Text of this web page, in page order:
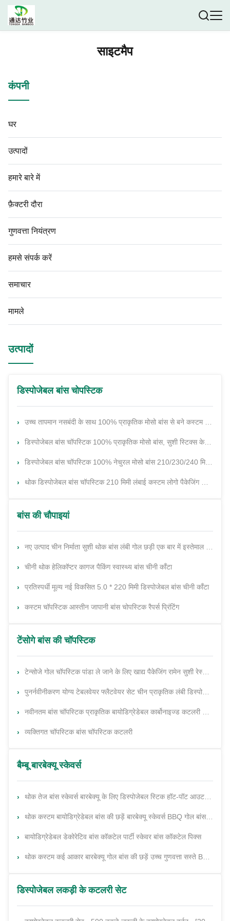
साइटमैप
कंपनी
घर
उत्पादों
हमारे बारे में
फ़ैक्टरी दौरा
गुणवत्ता नियंत्रण
हमसे संपर्क करें
समाचार
मामले
उत्पादों
डिस्पोजेबल बांस चोपस्टिक
उच्च तापमान नसबंदी के साथ 100% प्राकृतिक मोसो बांस से बने कस्टम मुद्रित डिस्पोजेबल बांस चॉपस्टिक
डिस्पोजेबल बांस चॉपस्टिक 100% प्राकृतिक मोसो बांस, सुशी स्टिक्स के लिए 210/230/240 मिमी आकार में कस्टम लोगो के साथ
डिस्पोजेबल बांस चॉपस्टिक 100% नेचुरल मोसो बांस 210/230/240 मिमी आकार कस्टम लोगो और पैकिंग के साथ
थोक डिस्पोजेबल बांस चॉपस्टिक 210 मिमी लंबाई कस्टम लोगो पैकेजिंग के साथ 100% प्राकृतिक मोसो बांस
बांस की चौपाइयां
नए उत्पाद चीन निर्माता सुशी थोक बांस लंबी गोल छड़ी एक बार में इस्तेमाल होने वाली चॉपस्टिक
चीनी थोक हेलिकॉप्टर कागज पैकिंग स्वास्थ्य बांस चीनी काँटा
प्रतिस्पर्धी मूल्य नई विकसित 5.0 * 220 मिमी डिस्पोजेबल बांस चीनी काँटा
कस्टम चॉपस्टिक आस्तीन जापानी बांस चोपस्टिक रैपर्स प्रिंटिंग
टेंसोगे बांस की चॉपस्टिक
टेन्सोजे गोल चॉपस्टिक पांडा ले जाने के लिए खाद्य पैकेजिंग रामेन सुशी रेस्तरां बांस की छड़ें
पुनर्नवीनीकरण योग्य टेबलवेयर फ्लैटवेयर सेट चीन प्राकृतिक लंबी डिस्पोजेबल बांस चॉपस्टिक अनुकूलित चॉपस्टिक कटलरी सेट
नवीनतम बांस चॉपस्टिक प्राकृतिक बायोडिग्रेडेबल कार्बोनाइज्ड कटलरी डिस्पोजेबल बांस जुड़वां चॉपस्टिक अनुकूलित लोगो
व्यक्तिगत चॉपस्टिक बांस चॉपस्टिक कटलरी
बैम्बू बारबेक्यू स्केवर्स
थोक तेज बांस स्केवर्स बारबेक्यू के लिए डिस्पोजेबल स्टिक हॉट-पॉट आउटडोर कैंपिंग बारबेक्यू सामान
थोक कस्टम बायोडिग्रेडेबल बांस की छड़ें बारबेक्यू स्केवर्स BBQ गोल बांस की छड़ें
बायोडिग्रेडेबल डेकोरेटिव बांस कॉकटेल पार्टी स्केवर बांस कॉकटेल पिक्स
थोक कस्टम कई आकार बारबेक्यू गोल बांस की छड़ें उच्च गुणवत्ता सस्ते BBQ स्केवर्स ग्रिल उपकरण डिस्पोजेबल बांस की छड़ें
डिस्पोजेबल लकड़ी के कटलरी सेट